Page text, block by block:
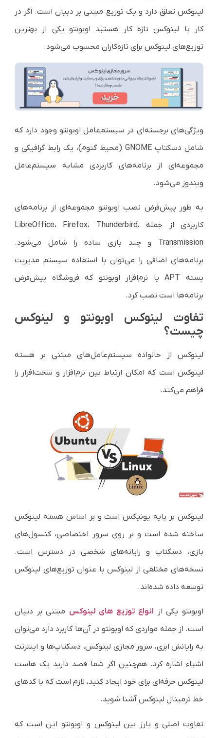
لینوکس تعلق دارد و یک توزیع مبتنی بر دبیان است. اگر در
کار با لینوکس تازه کار هستید اوبونتو یکی از بهترین
توزیع‌های لینوکس برای تازه‌کاران محسوب می‌شود.
ویژگی‌های برجسته‌ای در سیستم‌عامل اوبونتو وجود دارد که
شامل دسکتاپ GNOME (محیط گنوم)، یک رابط گرافیکی و
مجموعه‌ای از برنامه‌های کاربردی مشابه سیستم‌عامل
ویندوز می‌شود.
به طور پیش‌فرض نصب اوبونتو مجموعه‌ای از برنامه‌های
کاربردی از جمله
LibreOffice، Firefox، Thunderbird،
Transmission و چند بازی ساده را شامل می‌شود.
برنامه‌های اضافی را می‌توان با استفاده سیستم مدیریت
بسته APTیا نرم‌افزار اوبونتو که فروشگاه پیش‌فرض
برنامه‌ها است نصب کرد.
تفاوت لینوکس اوبونتو و لینوکس
چیست؟
لینوکس از خانواده سیستم‌عامل‌های مبتنی بر هسته
لینوکس است که امکان ارتباط بین نرم‌افزار و سخت‌افزار را
فراهم می‌کند.
لینوکس بر پایه یونیکس است و بر اساس هسته لینوکس
ساخته شده است و بر روی سرور اختصاصی، کنسول‌های
بازی، دسکتاپ و رایانه‌های شخصی در دسترس است.
نسخه‌های مختلفی از لینوکس با عنوان توزیع‌های لینوکس
توسعه داده شده‌اند.
اوبونتو یکی از انواع توزیع های لینوکس مبتنی بر دبیان
است. از جمله مواردی که اوبونتو در آن‌ها کاربرد دارد می‌توان
به رایانش ابری، سرور مجازی لینوکس، دسکتاپ‌ها و اینترنت
اشیاء اشاره کرد. هم‌چنین اگر شما قصد دارید یک هاست
لینوکس حرفه‌ای برای خود ایجاد کنید، لازم است که با کدهای
خط ترمینال لینوکس آشنا شوید.
تفاوت اصلی و بارز بین لینوکس و اوبونتو این است که